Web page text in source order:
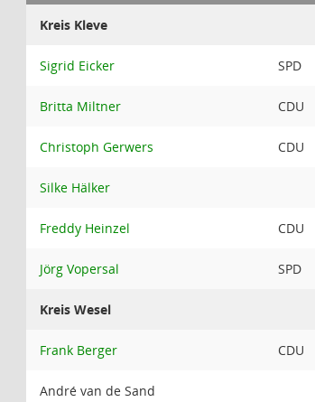
Kreis Kleve
Sigrid Eicker SPD
Britta Miltner CDU
Christoph Gerwers CDU
Silke Hälker
Freddy Heinzel CDU
Jörg Vopersal SPD
Kreis Wesel
Frank Berger CDU
André van de Sand